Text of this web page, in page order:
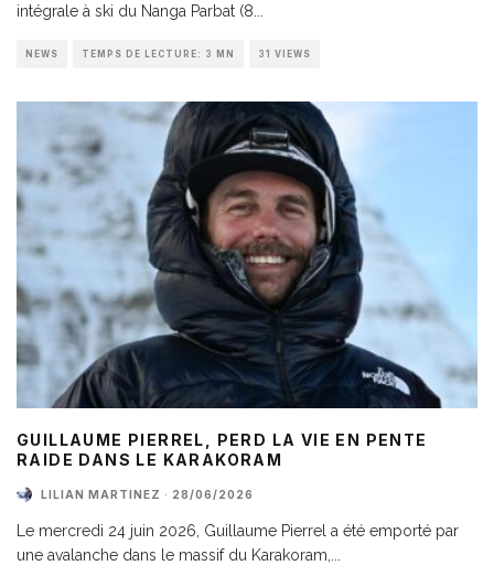
intégrale à ski du Nanga Parbat (8
NEWS TEMPS DE LECTURE: 3 MN 31 VIEWS
GUILLAUME PIERREL, PERD LA VIE EN PENTE
RAIDE DANS LE KARAKORAM
LILIAN MARTINEZ · 28/06/2026
Le mercredi 24 juin 2026, Guillaume Pierrel a été emporté par
une avalanche dans le massif du Karakoram,...